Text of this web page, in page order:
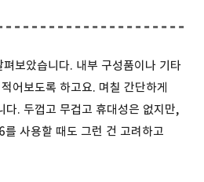
보았습니다. 내부 구성품이나 기타
어보도록 하고요. 며칠 간단하게
. 두껍고 무겁고 휴대성은 없지만,
사용할 때도 그런 건 고려하고